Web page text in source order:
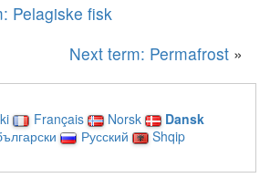
Pelagiske fisk
Next term: Permafrost »
Français Norsk
Dansk
Русский
Shqip